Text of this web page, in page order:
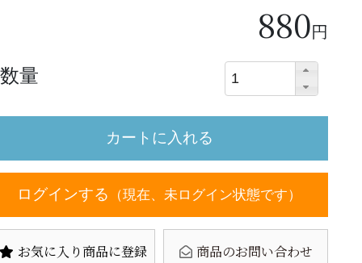
880円
数量
ログインする （現在、未ログイン状態です）
お気に入り商品に登録 商品のお問い合わせ